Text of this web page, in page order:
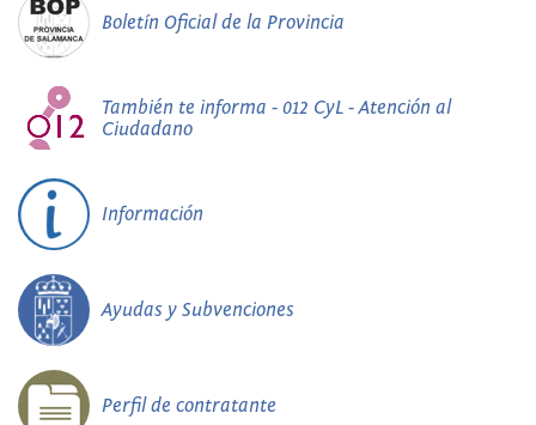
Boletín Oficial de la Provincia
También te informa - 012 CyL - Atención al
Ciudadano
Información
Ayudas y Subvenciones
Perfil de contratante